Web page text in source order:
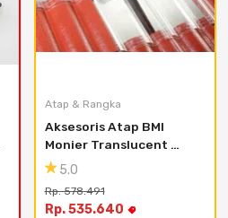
Atap & Rangka
Aksesoris Atap BMI
Monier Translucent
Elabana Tile
5.0
Rp. 578.491
Rp. 535.640